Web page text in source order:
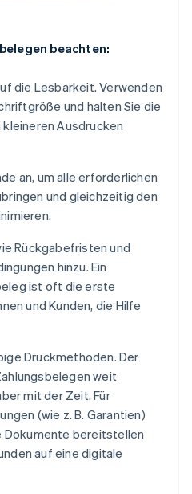
beachten:
die Lesbarkeit. Verwenden
und halten Sie die
Ausdrucken
an, um alle erforderlichen
und gleichzeitig den
Rückgabefristen und
hinzu. Ein
ist oft die erste
und Kunden, die Hilfe
Druckmethoden. Der
weit
mit der Zeit. Für
(wie z. B. Garantien)
Dokumente bereitstellen
auf eine digitale